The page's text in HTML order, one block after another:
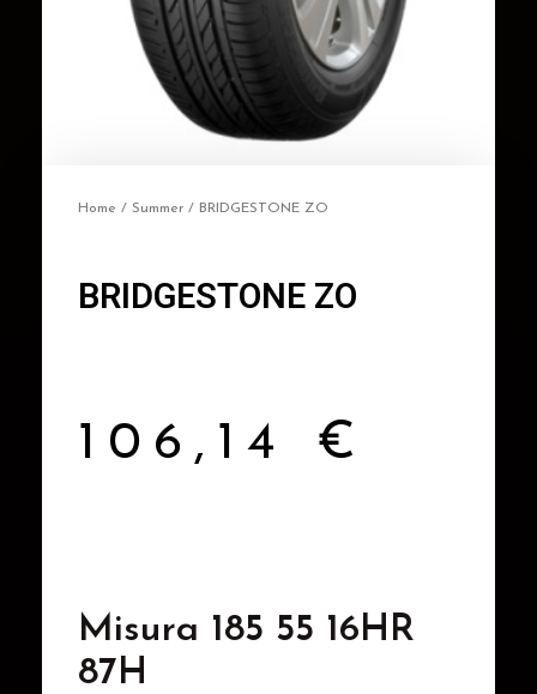
Home / Summer / BRIDGESTONE ZO
BRIDGESTONE ZO
106,14 €
Misura 185 55 16HR
87H